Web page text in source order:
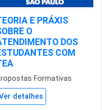
E PRÁXIS
O
DOS
COM
Formativas
detalhes